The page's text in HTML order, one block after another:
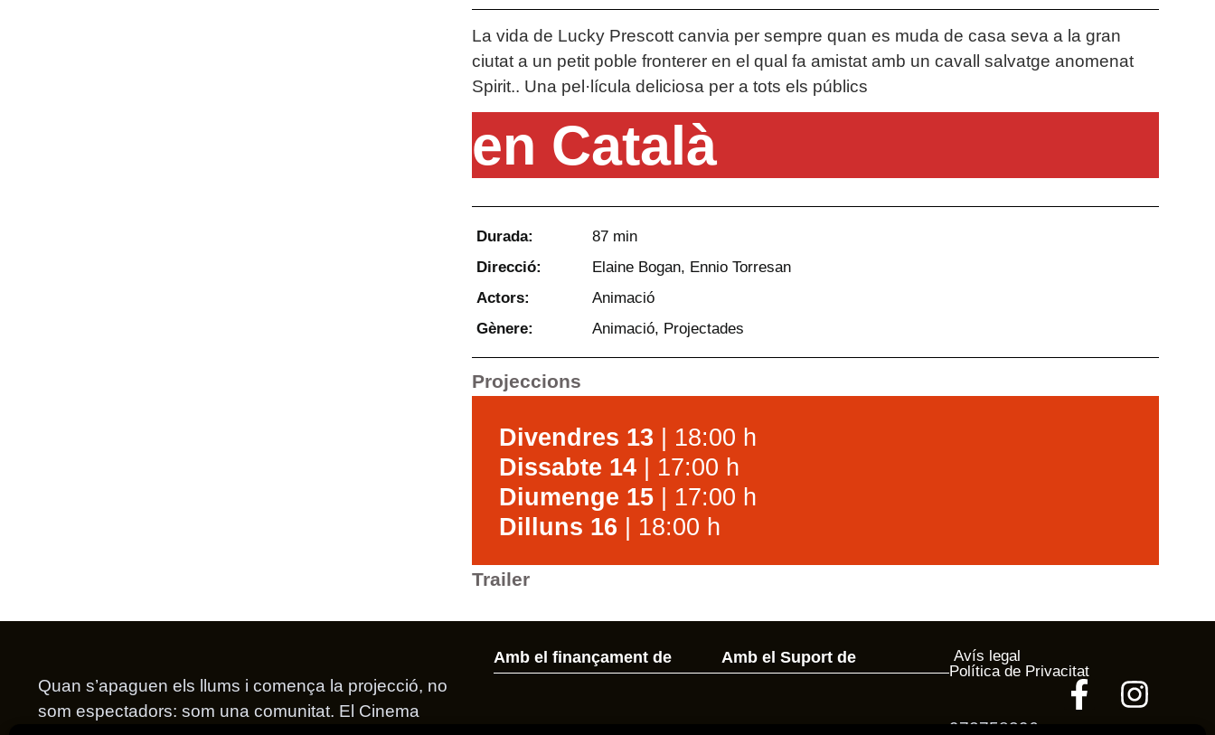
La vida de Lucky Prescott canvia per sempre quan es muda de casa seva a la gran
ciutat a un petit poble fronterer en el qual fa amistat amb un cavall salvatge anomenat
Spirit.. Una pel·lícula deliciosa per a tots els públics
en Català
Durada:
87 min
Direcció:
Elaine Bogan, Ennio Torresan
Actors:
Animació
Gènere:
Animació, Projectades
Projeccions
Divendres 13 | 18:00 h
Dissabte 14 | 17:00 h
Diumenge 15 | 17:00 h
Dilluns 16 | 18:00 h
Trailer
Quan s’apaguen els llums i comença la projecció, no
som espectadors: som una comunitat. El Cinema
Amb el finançament de Amb el Suport de
Avís legal
Política de Privacitat
972758396